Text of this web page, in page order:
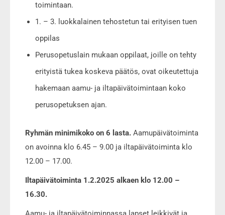
toimintaan.
1. – 3. luokkalainen tehostetun tai erityisen tuen
oppilas
Perusopetuslain mukaan oppilaat, joille on tehty
erityistä tukea koskeva päätös, ovat oikeutettuja
hakemaan aamu- ja iltapäivätoimintaan koko
perusopetuksen ajan.
Ryhmän minimikoko on 6 lasta. Aamupäivätoiminta
on avoinna klo 6.45 – 9.00 ja iltapäivätoiminta klo
12.00 – 17.00.
Iltapäivätoiminta 1.2.2025 alkaen klo 12.00 –
16.30.